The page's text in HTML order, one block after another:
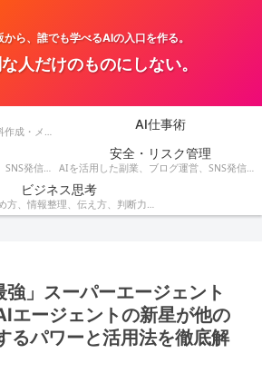
ら、誰でも学べるAIの入口を作る。
人だけのものにしない。
ChatGPTや生成AIを使って、資料作成・メール・会議・業務改善を効率化する方法を紹介します。
AI仕事術
AIを活用した副業、ブログ運営、SNS発信、収益化のアイデアを発信します。
安全・リスク管理
AIを活用した副業、ブログ運営、SNS発信、コンテンツ作成、収益化の方法を紹介します。
ビジネス思考
仕事の進め方、情報整理、伝え方、判断力など、AI時代に役立つビジネス思考を解説します。
強」スーパーエージェント
エージェントの新星が他の
るパワーと活用法を徹底解